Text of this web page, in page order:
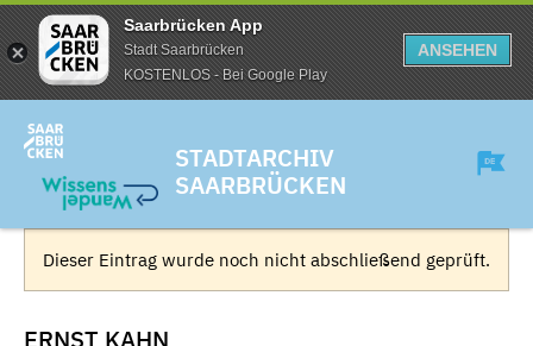
Saarbrücken App
Stadt Saarbrücken
KOSTENLOS - Bei Google Play
ANSEHEN
STADTARCHIV
SAARBRÜCKEN
Dieser Eintrag wurde noch nicht abschließend geprüft.
ERNST KAHN